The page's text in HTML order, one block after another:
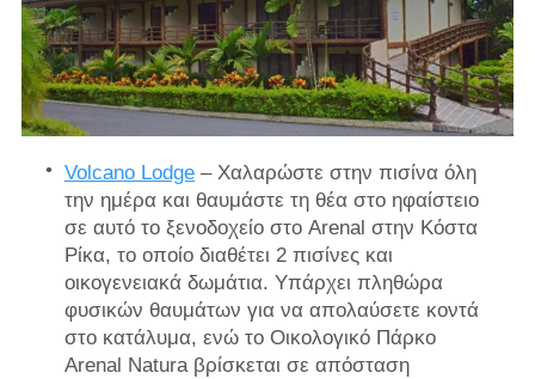
Volcano Lodge– Χαλαρώστε στην πισίνα όλη
την ημέρα και θαυμάστε τη θέα στο ηφαίστειο
σε αυτό το ξενοδοχείο στο Arenal στην Κόστα
Ρίκα, το οποίο διαθέτει 2 πισίνες και
οικογενειακά δωμάτια. Υπάρχει πληθώρα
φυσικών θαυμάτων για να απολαύσετε κοντά
στο κατάλυμα, ενώ το Οικολογικό Πάρκο
Arenal Natura βρίσκεται σε απόσταση